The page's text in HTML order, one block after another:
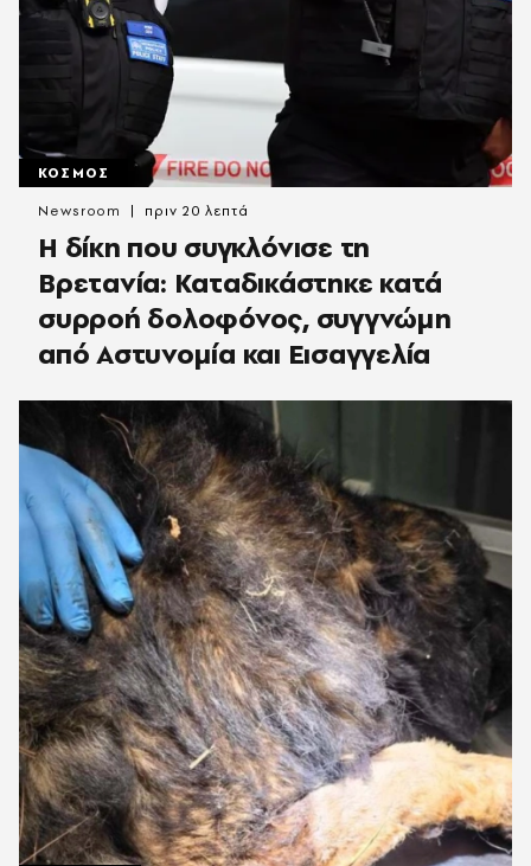
ΚΟΣΜΟΣ
H δίκη που συγκλόνισε τη
Βρετανία: Καταδικάστηκε κατά
συρροή δολοφόνος, συγγνώμη
από Αστυνομία και Εισαγγελία
Newsroom πριν 20 λεπτά